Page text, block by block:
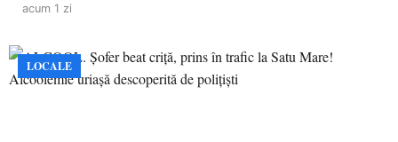
acum 1 zi
LOCALE